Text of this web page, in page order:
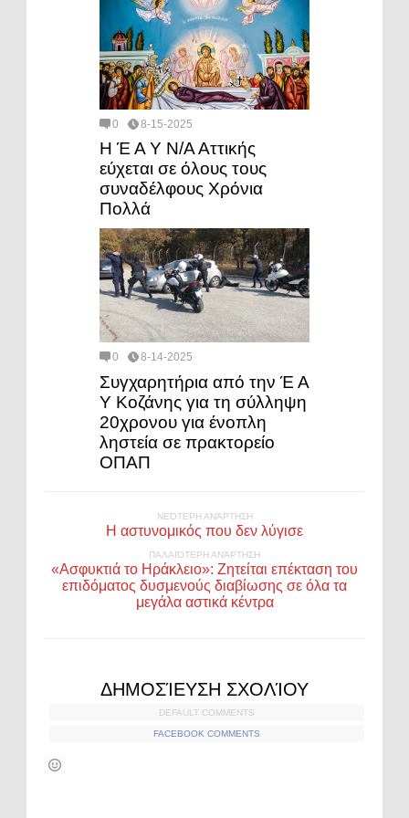
0 8-15-2025
Η Έ Α Υ Ν/Α Αττικής
εύχεται σε όλους τους
συναδέλφους Χρόνια
Πολλά
0 8-14-2025
Συγχαρητήρια από την Έ Α
Υ Κοζάνης για τη σύλληψη
20χρονου για ένοπλη
ληστεία σε πρακτορείο
ΟΠΑΠ
ΝΕΌΤΕΡΗ ΑΝΆΡΤΗΣΗ
Η αστυνομικός που δεν λύγισε
ΠΑΛΑΙΌΤΕΡΗ ΑΝΆΡΤΗΣΗ
«Ασφυκτιά το Ηράκλειο»: Ζητείται επέκταση του
επιδόματος δυσμενούς διαβίωσης σε όλα τα
μεγάλα αστικά κέντρα
ΔΗΜΟΣΊΕΥΣΗ ΣΧΟΛΊΟΥ
DEFAULT COMMENTS
FACEBOOK COMMENTS